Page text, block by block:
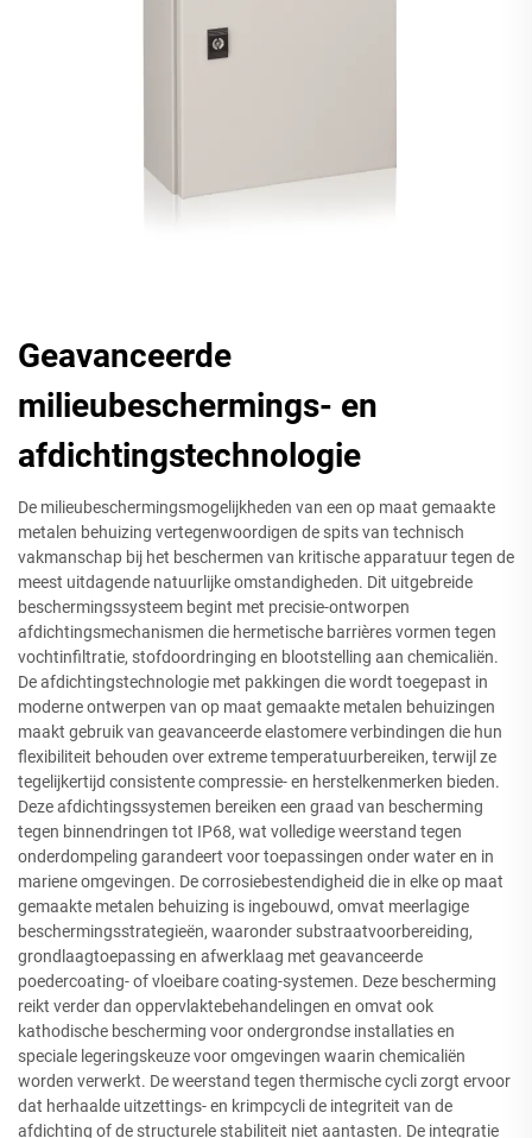
Geavanceerde
milieubeschermings- en
afdichtingstechnologie
De milieubeschermingsmogelijkheden van een op maat gemaakte
metalen behuizing vertegenwoordigen de spits van technisch
vakmanschap bij het beschermen van kritische apparatuur tegen de
meest uitdagende natuurlijke omstandigheden. Dit uitgebreide
beschermingssysteem begint met precisie-ontworpen
afdichtingsmechanismen die hermetische barrières vormen tegen
vochtinfiltratie, stofdoordringing en blootstelling aan chemicaliën.
De afdichtingstechnologie met pakkingen die wordt toegepast in
moderne ontwerpen van op maat gemaakte metalen behuizingen
maakt gebruik van geavanceerde elastomere verbindingen die hun
flexibiliteit behouden over extreme temperatuurbereiken, terwijl ze
tegelijkertijd consistente compressie- en herstelkenmerken bieden.
Deze afdichtingssystemen bereiken een graad van bescherming
tegen binnendringen tot IP68, wat volledige weerstand tegen
onderdompeling garandeert voor toepassingen onder water en in
mariene omgevingen. De corrosiebestendigheid die in elke op maat
gemaakte metalen behuizing is ingebouwd, omvat meerlagige
beschermingsstrategieën, waaronder substraatvoorbereiding,
grondlaagtoepassing en afwerklaag met geavanceerde
poedercoating- of vloeibare coating-systemen. Deze bescherming
reikt verder dan oppervlaktebehandelingen en omvat ook
kathodische bescherming voor ondergrondse installaties en
speciale legeringskeuze voor omgevingen waarin chemicaliën
worden verwerkt. De weerstand tegen thermische cycli zorgt ervoor
dat herhaalde uitzettings- en krimpcycli de integriteit van de
afdichting of de structurele stabiliteit niet aantasten. De integratie